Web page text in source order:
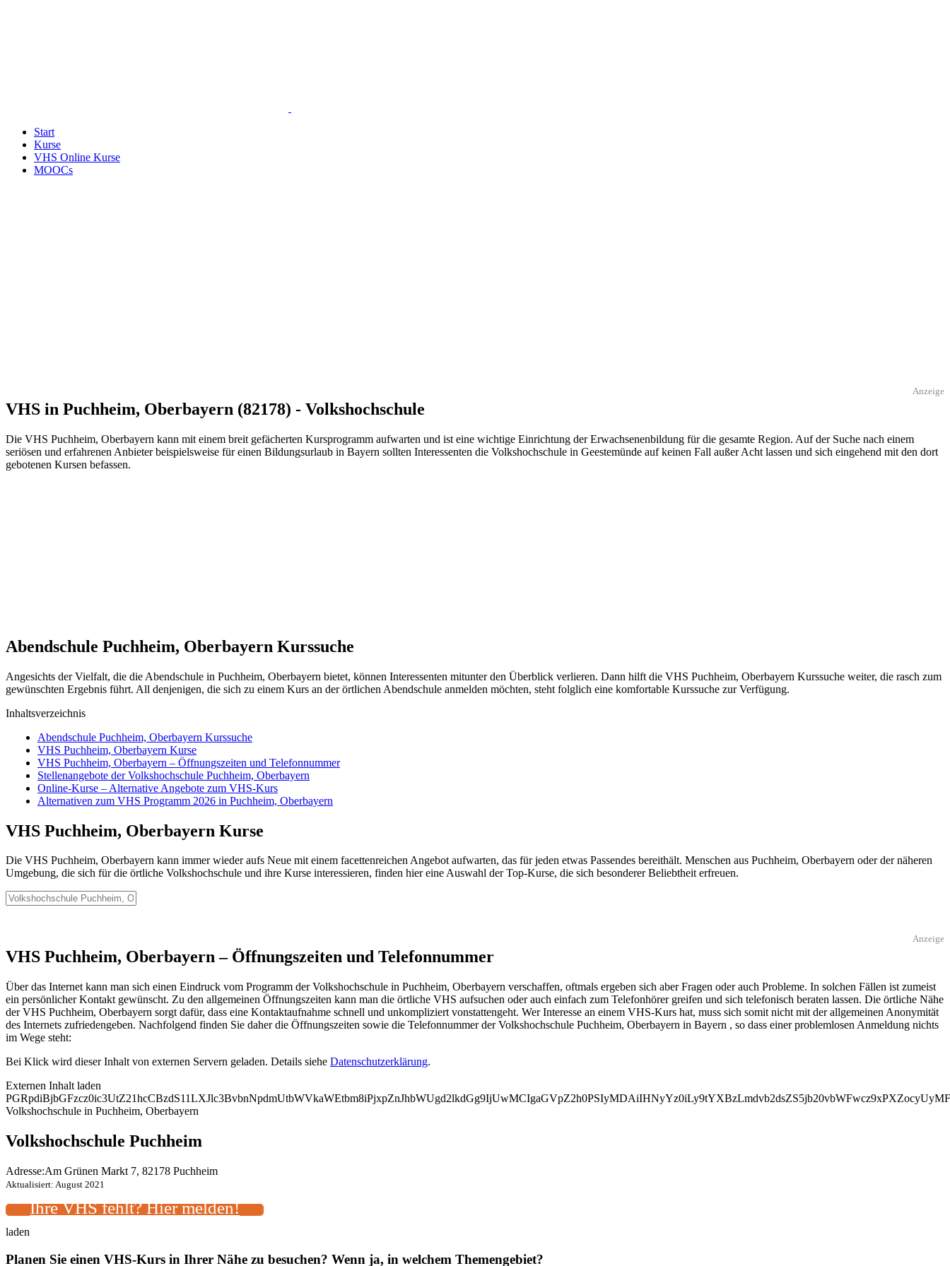
Start
Kurse
VHS Online Kurse
MOOCs
Anzeige
VHS in Puchheim, Oberbayern (82178) - Volkshochschule
Die VHS Puchheim, Oberbayern kann mit einem breit gefächerten Kursprogramm aufwarten und ist eine wichtige Einrichtung der Erwachsenenbildung für die gesamte Region. Auf der Suche nach einem
seriösen und erfahrenen Anbieter beispielsweise für einen Bildungsurlaub in Bayern sollten Interessenten die Volkshochschule in Geestemünde auf keinen Fall außer Acht lassen und sich eingehend mit den dort
gebotenen Kursen befassen.
Abendschule Puchheim, Oberbayern Kurssuche
Angesichts der Vielfalt, die die Abendschule in Puchheim, Oberbayern bietet, können Interessenten mitunter den Überblick verlieren. Dann hilft die VHS Puchheim, Oberbayern Kurssuche weiter, die rasch zum
gewünschten Ergebnis führt. All denjenigen, die sich zu einem Kurs an der örtlichen Abendschule anmelden möchten, steht folglich eine komfortable Kurssuche zur Verfügung.
Inhaltsverzeichnis
Abendschule Puchheim, Oberbayern Kurssuche
VHS Puchheim, Oberbayern Kurse
VHS Puchheim, Oberbayern – Öffnungszeiten und Telefonnummer
Stellenangebote der Volkshochschule Puchheim, Oberbayern
Online-Kurse – Alternative Angebote zum VHS-Kurs
Alternativen zum VHS Programm 2026 in Puchheim, Oberbayern
VHS Puchheim, Oberbayern Kurse
Die VHS Puchheim, Oberbayern kann immer wieder aufs Neue mit einem facettenreichen Angebot aufwarten, das für jeden etwas Passendes bereithält. Menschen aus Puchheim, Oberbayern oder der näheren
Umgebung, die sich für die örtliche Volkshochschule und ihre Kurse interessieren, finden hier eine Auswahl der Top-Kurse, die sich besonderer Beliebtheit erfreuen.
Anzeige
VHS Puchheim, Oberbayern – Öffnungszeiten und Telefonnummer
Über das Internet kann man sich einen Eindruck vom Programm der Volkshochschule in Puchheim, Oberbayern verschaffen, oftmals ergeben sich aber Fragen oder auch Probleme. In solchen Fällen ist zumeist
ein persönlicher Kontakt gewünscht. Zu den allgemeinen Öffnungszeiten kann man die örtliche VHS aufsuchen oder auch einfach zum Telefonhörer greifen und sich telefonisch beraten lassen. Die örtliche Nähe
der VHS Puchheim, Oberbayern sorgt dafür, dass eine Kontaktaufnahme schnell und unkompliziert vonstattengeht. Wer Interesse an einem VHS-Kurs hat, muss sich somit nicht mit der allgemeinen Anonymität
des Internets zufriedengeben. Nachfolgend finden Sie daher die Öffnungszeiten sowie die Telefonnummer der Volkshochschule Puchheim, Oberbayern in Bayern , so dass einer problemlosen Anmeldung nichts
im Wege steht:
Bei Klick wird dieser Inhalt von externen Servern geladen. Details siehe Datenschutzerklärung.
Externen Inhalt laden
Volkshochschule in Puchheim, Oberbayern
Volkshochschule Puchheim
Adresse:Am Grünen Markt 7, 82178 Puchheim
Aktualisiert: August 2021
Ihre VHS fehlt? Hier melden!
laden
Planen Sie einen VHS-Kurs in Ihrer Nähe zu besuchen? Wenn ja, in welchem Themengebiet?